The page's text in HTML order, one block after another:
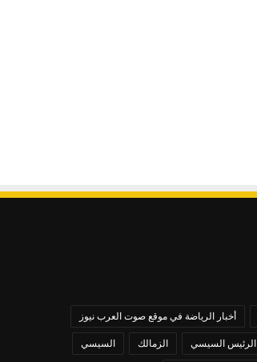
أخبار الرياضة في موقع صوت العرب نيوز
الرئيس السيسي الزمالك السيسي